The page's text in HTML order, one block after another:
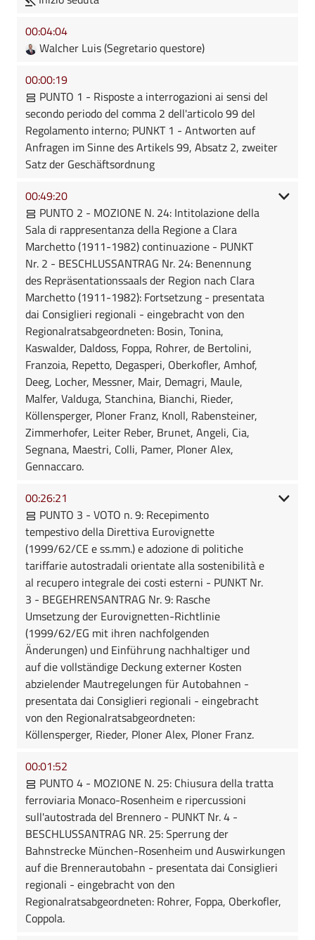
00:04:04
Walcher Luis (Segretario questore)
00:00:19
PUNTO 1 - Risposte a interrogazioni ai sensi del
secondo periodo del comma 2 dell'articolo 99 del
Regolamento interno; PUNKT 1 - Antworten auf
Anfragen im Sinne des Artikels 99, Absatz 2, zweiter
Satz der Geschäftsordnung
00:49:20
PUNTO 2 - MOZIONE N. 24: Intitolazione della
Sala di rappresentanza della Regione a Clara
Marchetto (1911-1982) continuazione - PUNKT
Nr. 2 - BESCHLUSSANTRAG Nr. 24: Benennung
des Repräsentationssaals der Region nach Clara
Marchetto (1911-1982): Fortsetzung - presentata
dai Consiglieri regionali - eingebracht von den
Regionalratsabgeordneten: Bosin, Tonina,
Kaswalder, Daldoss, Foppa, Rohrer, de Bertolini,
Franzoia, Repetto, Degasperi, Oberkofler, Amhof,
Deeg, Locher, Messner, Mair, Demagri, Maule,
Malfer, Valduga, Stanchina, Bianchi, Rieder,
Köllensperger, Ploner Franz, Knoll, Rabensteiner,
Zimmerhofer, Leiter Reber, Brunet, Angeli, Cia,
Segnana, Maestri, Colli, Pamer, Ploner Alex,
Gennaccaro.
00:26:21
PUNTO 3 - VOTO n. 9: Recepimento
tempestivo della Direttiva Eurovignette
(1999/62/CE e ss.mm.) e adozione di politiche
tariffarie autostradali orientate alla sostenibilità e
al recupero integrale dei costi esterni - PUNKT Nr.
3 - BEGEHRENSANTRAG Nr. 9: Rasche
Umsetzung der Eurovignetten-Richtlinie
(1999/62/EG mit ihren nachfolgenden
Änderungen) und Einführung nachhaltiger und
auf die vollständige Deckung externer Kosten
abzielender Mautregelungen für Autobahnen -
presentata dai Consiglieri regionali - eingebracht
von den Regionalratsabgeordneten:
Köllensperger, Rieder, Ploner Alex, Ploner Franz.
00:01:52
PUNTO 4 - MOZIONE N. 25: Chiusura della tratta
ferroviaria Monaco-Rosenheim e ripercussioni
sull'autostrada del Brennero - PUNKT Nr. 4 -
BESCHLUSSANTRAG NR. 25: Sperrung der
Bahnstrecke München-Rosenheim und Auswirkungen
auf die Brennerautobahn - presentata dai Consiglieri
regionali - eingebracht von den
Regionalratsabgeordneten: Rohrer, Foppa, Oberkofler,
Coppola.